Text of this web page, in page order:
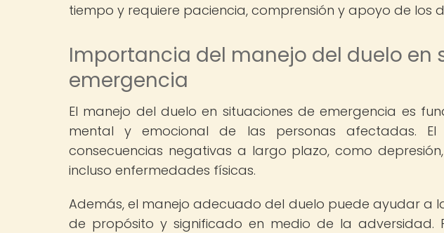
tiempo y requiere paciencia, comprensión y apoyo de los
Importancia del manejo del duelo en
emergencia
El manejo del duelo en situaciones de emergencia es
mental y emocional de las personas afectadas.
consecuencias negativas a largo plazo, como
incluso enfermedades físicas.
Además, el manejo adecuado del duelo puede ayudar a
de propósito y significado en medio de la adversidad.